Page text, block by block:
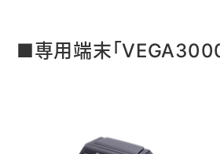
■専用端末「VEGA3000